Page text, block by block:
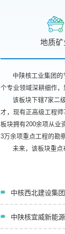
地质矿
中陕核工业集团
个专业领域深耕细作
该板块下辖7家二
才，现有正高级工程
板块拥有200余项从业
3万余项重点工程的勘
未来，该板块重点
中核西北建设集
中陕核宜威新能